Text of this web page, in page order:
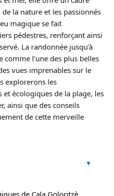
la nature et les passionnés
magique se fait
pédestres, renforçant ainsi
La randonnée jusqu’à
comme l’une des plus belles
vues imprenables sur le
explorerons les
écologiques de la plage, les
ainsi que des conseils
de cette merveille
de Cala Goloritzè